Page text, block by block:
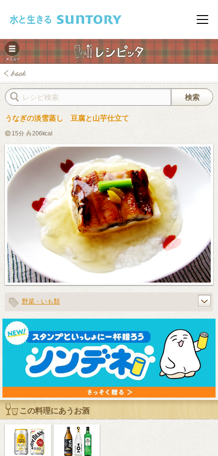
メニ
レシピ
うなぎの淡雪蒸し 豆腐と山芋仕立て
15分 206kcal
野菜・いも類
この料理にあうお酒